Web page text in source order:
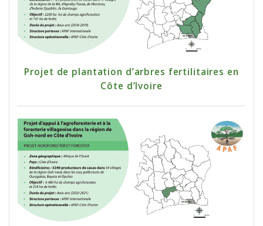
Projet de plantation d’arbres fertilitaires en
Côte d’Ivoire